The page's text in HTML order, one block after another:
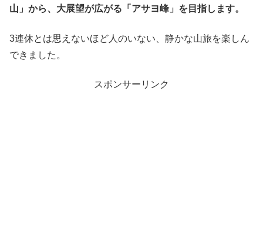
山」から、大展望が広がる「アサヨ峰」を目指します。
3連休とは思えないほど人のいない、静かな山旅を楽しん
できました。
スポンサーリンク